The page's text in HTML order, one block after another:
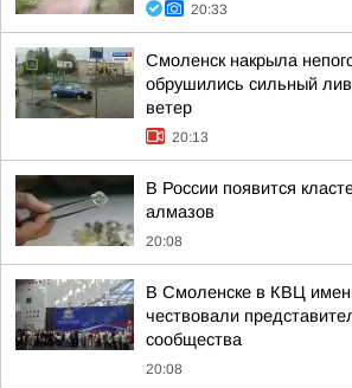
20:33
Смоленск накрыла
обрушились сильный
ветер
20:13
В России появится
алмазов
20:08
В Смоленске в КВЦ
чествовали
сообщества
20:08